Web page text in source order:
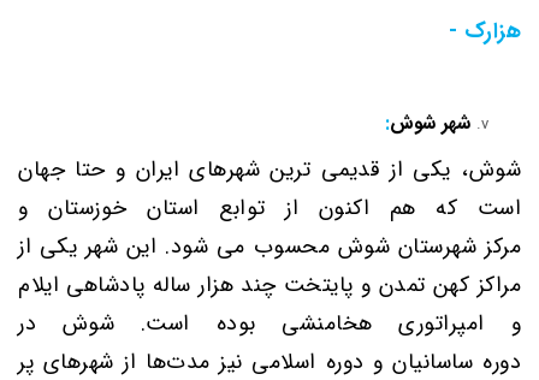
هزارک -
شهر شوش:
شوش، یکی از قدیمی ترین شهرهای ایران و حتا جهان
است که هم اکنون از توابع استان خوزستان
و
مرکز شهرستان شوش محسوب می شود. این شهر یکی از
مراکز کهن تمدن و پایتخت چند هزار ساله پادشاهی ایلام
و امپراتوری هخامنشی بوده است. شوش در
دوره ساسانیان و دوره اسلامی نیز مدت‌ها از شهرهای پر